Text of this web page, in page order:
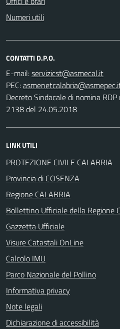
Numeri utili
CONTATTI D.P.O.
E-mail:
PEC:
Decreto Sindacale di nomina
2138 del 24.05.2018
LINK UTILI
PROTEZIONE CIVILE CALABRIA
Provincia di COSENZA
Regione CALABRIA
Bollettino Ufficiale della Regione
Gazzetta Ufficiale
Visure Catastali OnLine
Calcolo IMU
Parco Nazionale del Pollino
Informativa privacy
Note legali
Dichiarazione di accessibilità